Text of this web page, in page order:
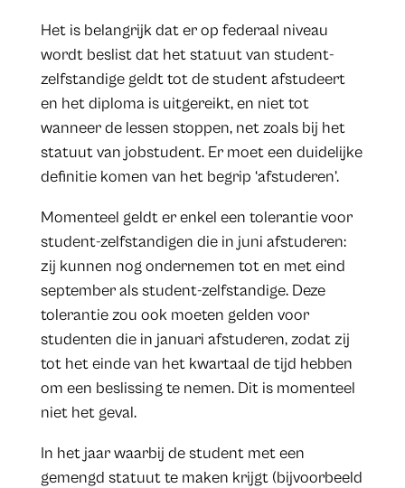
Het is belangrijk dat er op federaal niveau
wordt beslist dat het statuut van student-
zelfstandige geldt tot de student afstudeert
en het diploma is uitgereikt, en niet tot
wanneer de lessen stoppen, net zoals bij het
statuut van jobstudent. Er moet een duidelijke
definitie komen van het begrip ‘afstuderen’.
Momenteel geldt er enkel een tolerantie voor
student-zelfstandigen die in juni afstuderen:
zij kunnen nog ondernemen tot en met eind
september als student-zelfstandige. Deze
tolerantie zou ook moeten gelden voor
studenten die in januari afstuderen, zodat zij
tot het einde van het kwartaal de tijd hebben
om een beslissing te nemen. Dit is momenteel
niet het geval.
In het jaar waarbij de student met een
gemengd statuut te maken krijgt (bijvoorbeeld